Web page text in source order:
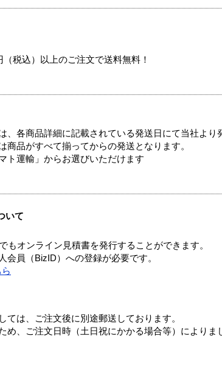
税込）以上のご注文で送料無料！
、各商品詳細に記載されている発送日にて当社より
品がすべて揃ってからの発送となります。
ト運輸」からお選びいただけます
いて
もオンライン見積書を発行することができます。
員（BizID）への登録が必要です。
ては、ご注文後に別途郵送しております。
め、ご注文日時（土日祝にかかる場合等）によりま